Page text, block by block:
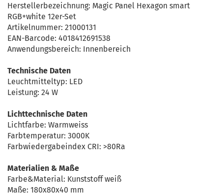
Herstellerbezeichnung: Magic Panel Hexagon smart
RGB+white 12er-Set
Artikelnummer: 21000131
EAN-Barcode: 4018412691538
Anwendungsbereich: Innenbereich
Technische Daten
Leuchtmitteltyp: LED
Leistung: 24 W
Lichttechnische Daten
Lichtfarbe: Warmweiss
Farbtemperatur: 3000K
Farbwiedergabeindex CRI: >80Ra
Materialien & Maße
Farbe&Material: Kunststoff weiß
Maße: 180x80x40 mm